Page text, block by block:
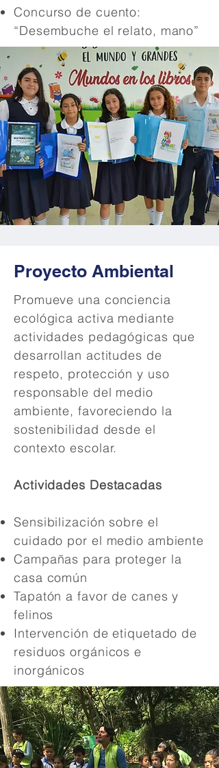
Concurso de cuento:
“Desembuche el relato, mano”
Proyecto Ambiental
Promueve una conciencia
ecológica activa mediante
actividades pedagógicas que
desarrollan actitudes de
respeto, protección y uso
responsable del medio
ambiente, favoreciendo la
sostenibilidad desde el
contexto escolar.
Actividades Destacadas
Sensibilización sobre el
cuidado por el medio ambiente
Campañas para proteger la
casa común
Tapatón a favor de canes y
felinos
Intervención de etiquetado de
residuos orgánicos e
inorgánicos